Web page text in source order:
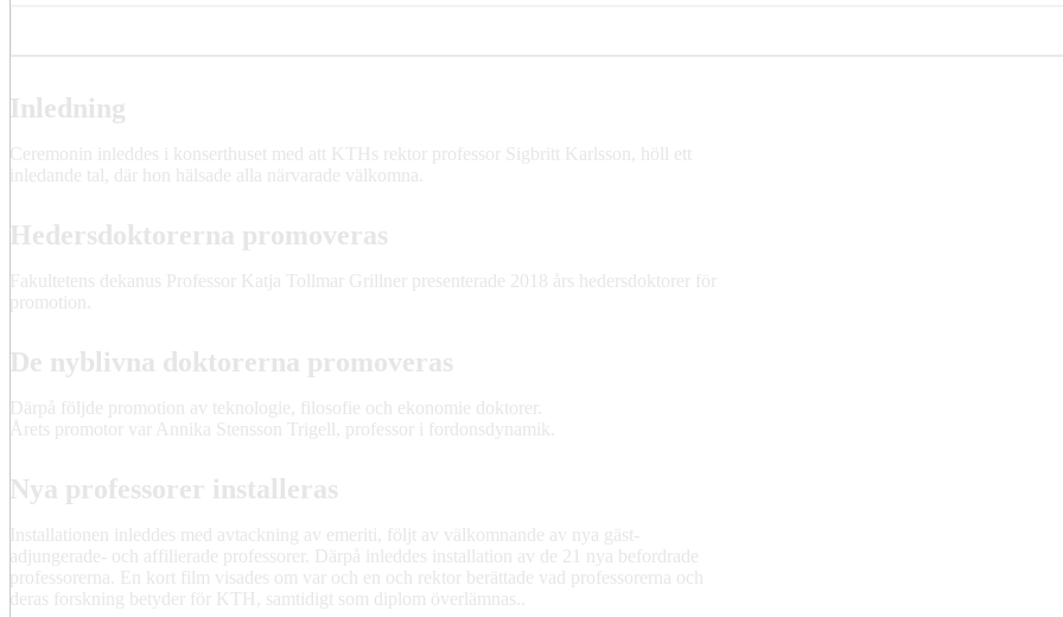
Inledning
Ceremonin inleddes i konserthuset med att KTHs rektor professor Sigbritt Karlsson, höll ett
inledande tal, där hon hälsade alla närvarade välkomna.
Hedersdoktorerna promoveras
Fakultetens dekanus Professor Katja Tollmar Grillner presenterade 2018 års hedersdoktorer för
promotion.
De nyblivna doktorerna promoveras
Därpå följde promotion av teknologie, filosofie och ekonomie doktorer.
Årets promotor var Annika Stensson Trigell, professor i fordonsdynamik.
Nya professorer installeras
Installationen inleddes med avtackning av emeriti, följt av välkomnande av nya gäst-
adjungerade- och affilierade professorer. Därpå inleddes installation av de 21 nya befordrade
professorerna. En kort film visades om var och en och rektor berättade vad professorerna och
deras forskning betyder för KTH, samtidigt som diplom överlämnas..